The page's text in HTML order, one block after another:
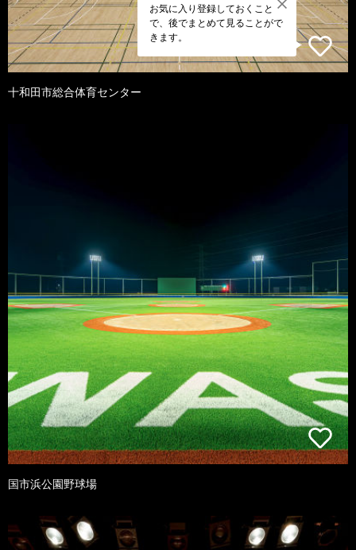
お気に入り登録しておくこと
で、後でまとめて見ることがで
きます。
十和田市総合体育センター
国市浜公園野球場